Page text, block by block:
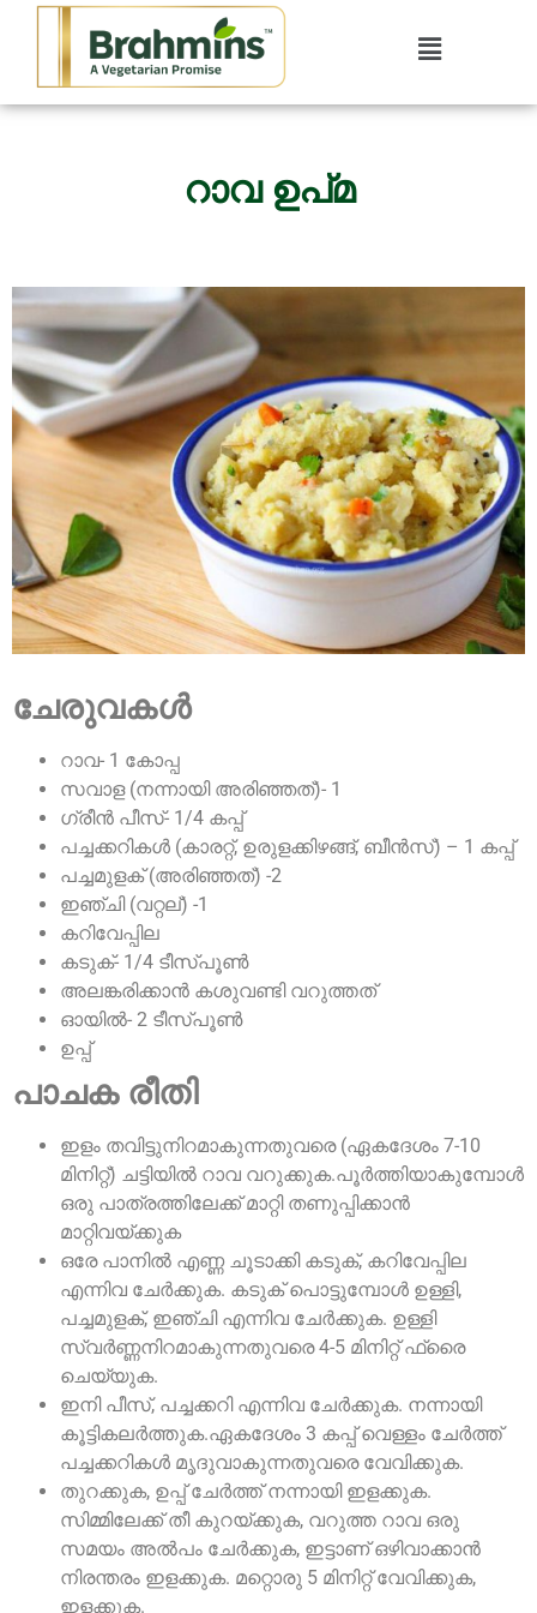
റാവ ഉപ്മ
ചേരുവകൾ
റാവ- 1 കോപ്പ
സവാള (നന്നായി അരിഞ്ഞത്)- 1
ഗ്രീൻ പീസ്- 1/4 കപ്പ്
പച്ചക്കറികൾ (കാരറ്റ്, ഉരുളക്കിഴങ്ങ്, ബീൻസ്) – 1 കപ്പ്
പച്ചമുളക് (അരിഞ്ഞത്) -2
ഇഞ്ചി (വറ്റല്) -1
കറിവേപ്പില
കടുക്- 1/4 ടീസ്പൂൺ
അലങ്കരിക്കാൻ കശുവണ്ടി വറുത്തത്
ഓയിൽ- 2 ടീസ്പൂൺ
ഉപ്പ്
പാചക രീതി
ഇളം തവിട്ടുനിറമാകുന്നതുവരെ (ഏകദേശം 7-10
മിനിറ്റ്) ചട്ടിയിൽ റാവ വറുക്കുക.പൂർത്തിയാകുമ്പോൾ
ഒരു പാത്രത്തിലേക്ക് മാറ്റി തണുപ്പിക്കാൻ
മാറ്റിവയ്ക്കുക
ഒരേ പാനിൽ എണ്ണ ചൂടാക്കി കടുക്, കറിവേപ്പില
എന്നിവ ചേർക്കുക. കടുക് പൊട്ടുമ്പോൾ ഉള്ളി,
പച്ചമുളക്, ഇഞ്ചി എന്നിവ ചേർക്കുക. ഉള്ളി
സ്വർണ്ണനിറമാകുന്നതുവരെ 4-5 മിനിറ്റ് ഫ്രൈ
ചെയ്യുക.
ഇനി പീസ്, പച്ചക്കറി എന്നിവ ചേർക്കുക. നന്നായി
കൂട്ടികലർത്തുക.ഏകദേശം 3 കപ്പ് വെള്ളം ചേർത്ത്
പച്ചക്കറികൾ മൃദുവാകുന്നതുവരെ വേവിക്കുക.
തുറക്കുക, ഉപ്പ് ചേർത്ത് നന്നായി ഇളക്കുക.
സിമ്മിലേക്ക് തീ കുറയ്ക്കുക, വറുത്ത റാവ ഒരു
സമയം അൽപം ചേർക്കുക, ഇട്ടാണ് ഒഴിവാക്കാൻ
നിരന്തരം ഇളക്കുക. മറ്റൊരു 5 മിനിറ്റ് വേവിക്കുക,
ഇളക്കുക.